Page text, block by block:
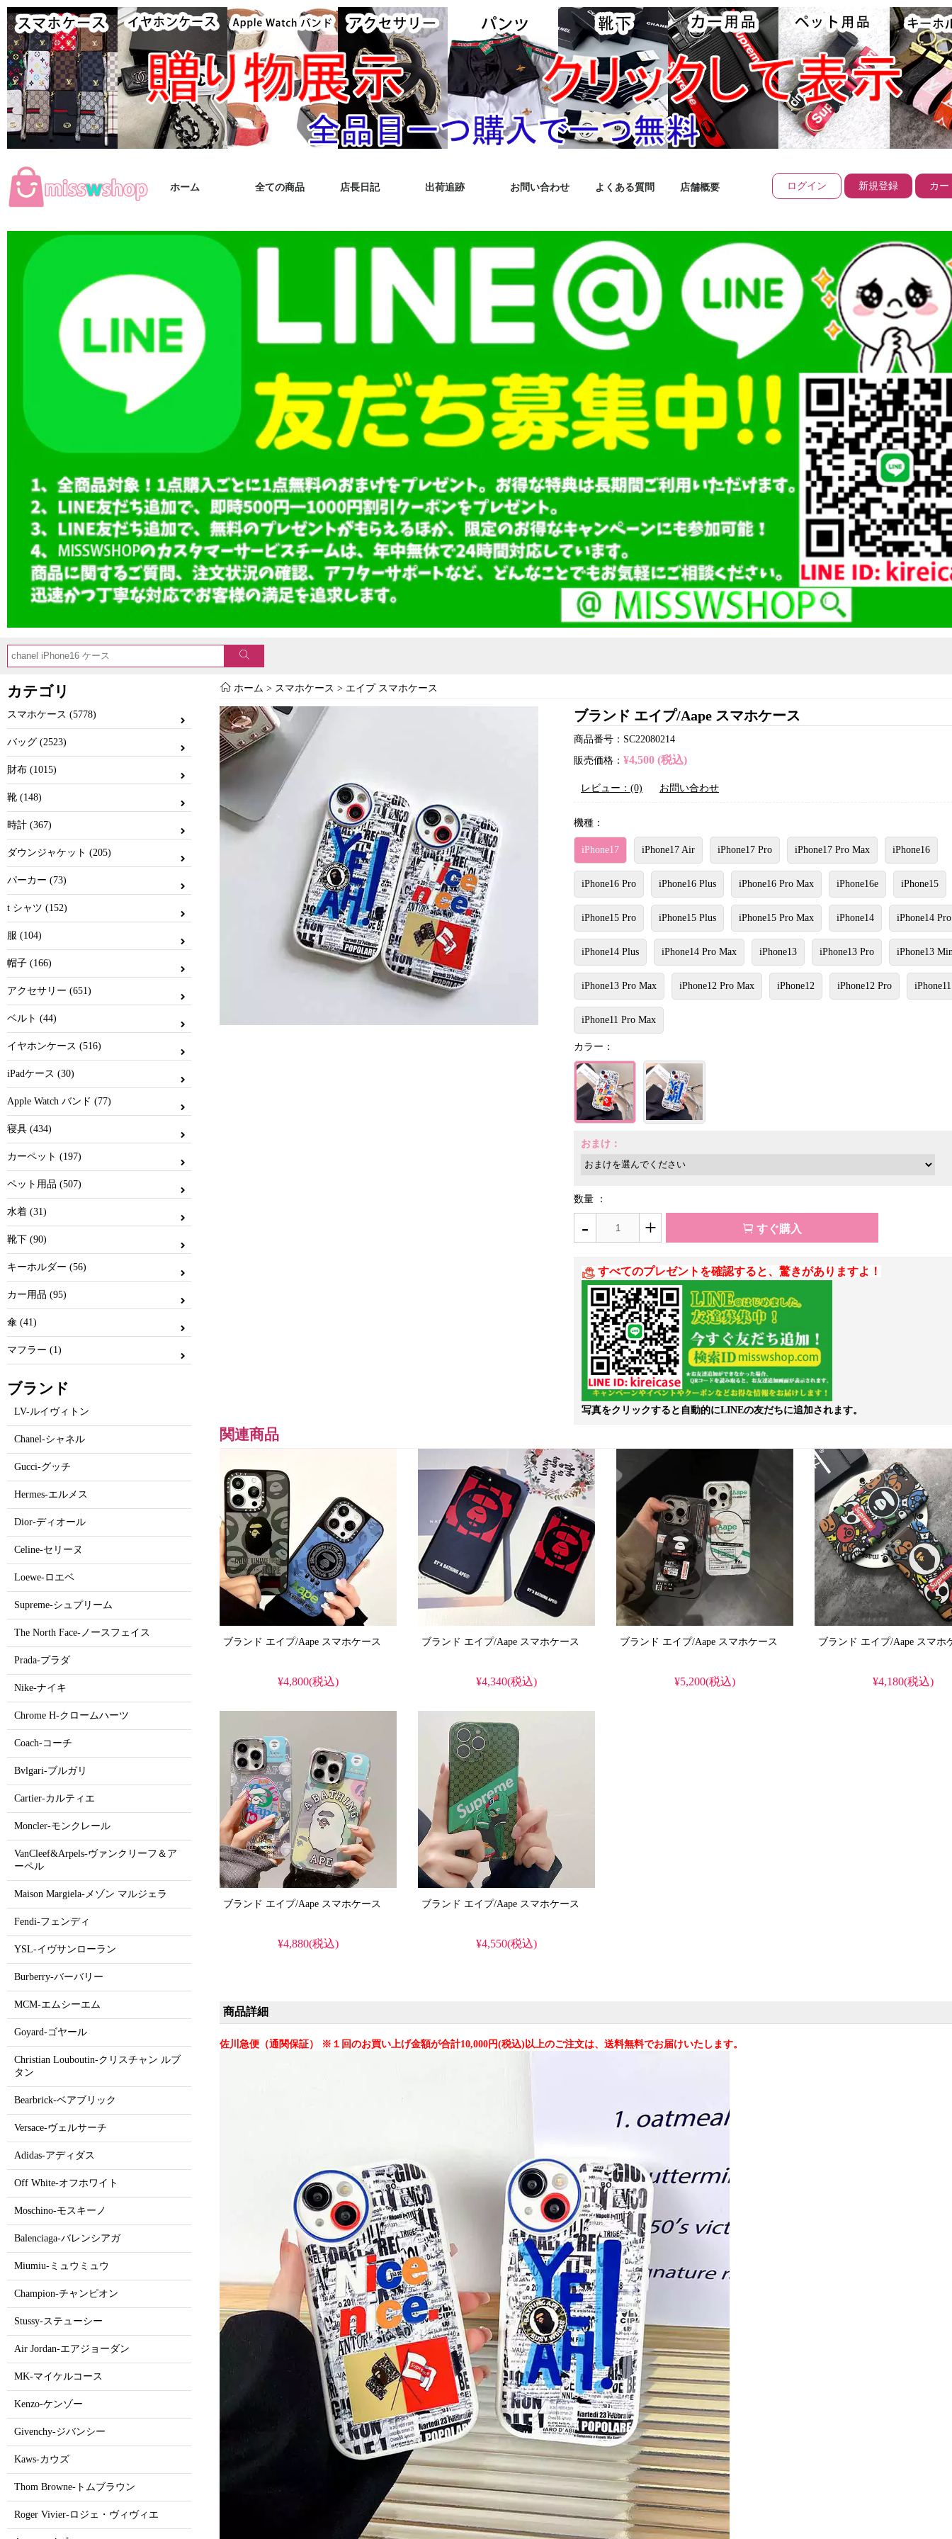
ホーム 全ての商品 店長日記 出荷追跡 お問い合わせ よくある質問 店舗概要 ログイン 新規登録 カー
カテゴリ
スマホケース (5778)
バッグ (2523)
財布 (1015)
靴 (148)
時計 (367)
ダウンジャケット (205)
パーカー (73)
t シャツ (152)
服 (104)
帽子 (166)
アクセサリー (651)
ベルト (44)
イヤホンケース (516)
iPadケース (30)
Apple Watch バンド (77)
寝具 (434)
カーペット (197)
ペット用品 (507)
水着 (31)
靴下 (90)
キーホルダー (56)
カー用品 (95)
傘 (41)
マフラー (1)
ブランド
LV-ルイヴィトン
Chanel-シャネル
Gucci-グッチ
Hermes-エルメス
Dior-ディオール
Celine-セリーヌ
Loewe-ロエベ
Supreme-シュプリーム
The North Face-ノースフェイス
Prada-プラダ
Nike-ナイキ
Chrome H-クロームハーツ
Coach-コーチ
Bvlgari-ブルガリ
Cartier-カルティエ
Moncler-モンクレール
VanCleef&Arpels-ヴァンクリーフ＆ア
ーペル
Maison Margiela-メゾン マルジェラ
Fendi-フェンディ
YSL-イヴサンローラン
Burberry-バーバリー
MCM-エムシーエム
Goyard-ゴヤール
Christian Louboutin-クリスチャン ルブ
タン
Bearbrick-ベアブリック
Versace-ヴェルサーチ
Adidas-アディダス
Off White-オフホワイト
Moschino-モスキーノ
Balenciaga-バレンシアガ
Miumiu-ミュウミュウ
Champion-チャンピオン
Stussy-ステューシー
Air Jordan-エアジョーダン
MK-マイケルコース
Kenzo-ケンゾー
Givenchy-ジバンシー
Kaws-カウズ
Thom Browne-トムブラウン
Roger Vivier-ロジェ・ヴィヴィエ
ホーム > スマホケース > エイプ スマホケース
ブランド エイプ/Aape スマホケース
商品番号：SC22080214
販売価格： ¥4,500 (税込)
レビュー：(0) お問い合わせ
機種：
iPhone17 iPhone17 Air iPhone17 Pro iPhone17 Pro Max iPhone16
iPhone16 Pro iPhone16 Plus iPhone16 Pro Max iPhone16e iPhone15
iPhone15 Pro iPhone15 Plus iPhone15 Pro Max iPhone14 iPhone14 Pro
iPhone14 Plus iPhone14 Pro Max iPhone13 iPhone13 Pro iPhone13
iPhone13 Pro Max iPhone12 Pro Max iPhone12 iPhone12 Pro iPhone11
iPhone11 Pro Max
カラー：
おまけ：
数量 ：
- + すぐ購入
すべてのプレゼントを確認すると、驚きがありますよ！
写真をクリックすると自動的にLINEの友だちに追加されます。
関連商品
ブランド エイプ/Aape スマホケース
¥4,800(税込)
ブランド エイプ/Aape スマホケース
¥4,340(税込)
ブランド エイプ/Aape スマホケース
¥5,200(税込)
ブランド エイプ/
¥4,180(税込)
ブランド エイプ/Aape スマホケース
¥4,880(税込)
ブランド エイプ/Aape スマホケース
¥4,550(税込)
商品詳細
佐川急便（通関保証） ※１回のお買い上げ金額が合計10,000円(税込)以上のご注文は、送料無料でお届けいたします。